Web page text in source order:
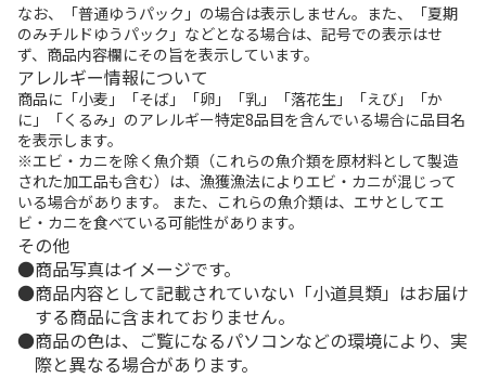
なお、「普通ゆうパック」の場合は表示しません。また、「夏期
のみチルドゆうパック」などとなる場合は、記号での表示はせ
ず、商品内容欄にその旨を表示しています。
アレルギー情報について
商品に「小麦」「そば」「卵」「乳」「落花生」「えび」「か
に」「くるみ」のアレルギー特定8品目を含んでいる場合に品目名
を表示します。
※エビ・カニを除く魚介類（これらの魚介類を原材料として製造
された加工品も含む）は、漁獲漁法によりエビ・カニが混じって
いる場合があります。 また、これらの魚介類は、エサとしてエ
ビ・カニを食べている可能性があります。
その他
商品写真はイメージです。
商品内容として記載されていない「小道具類」はお届け
する商品に含まれておりません。
商品の色は、ご覧になるパソコンなどの環境により、実
際と異なる場合があります。